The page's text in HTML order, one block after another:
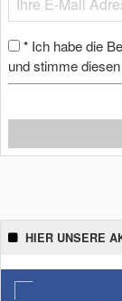
* Ich habe die
und stimme
HIER UNSERE